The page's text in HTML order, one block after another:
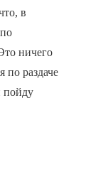
в
ничего
по раздаче
пойду